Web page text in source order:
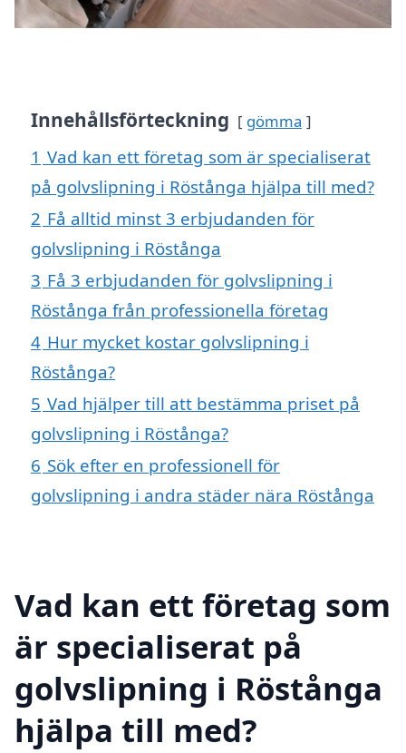
Innehållsförteckning gömma
1 Vad kan ett företag som är specialiserat
på golvslipning i Röstånga hjälpa till med?
2 Få alltid minst 3 erbjudanden för
golvslipning i Röstånga
3 Få 3 erbjudanden för golvslipning i
Röstånga från professionella företag
4 Hur mycket kostar golvslipning i
Röstånga?
5 Vad hjälper till att bestämma priset på
golvslipning i Röstånga?
6 Sök efter en professionell för
golvslipning i andra städer nära Röstånga
Vad kan ett företag som
är specialiserat på
golvslipning i Röstånga
hjälpa till med?